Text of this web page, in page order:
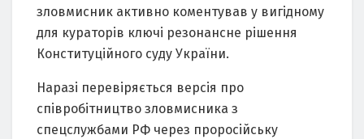
зловмисник активно коментував у вигідному
для кураторів ключі резонансне рішення
Конституційного суду України.
Наразі перевіряється версія про
співробітництво зловмисника з
спецслужбами РФ через проросійську